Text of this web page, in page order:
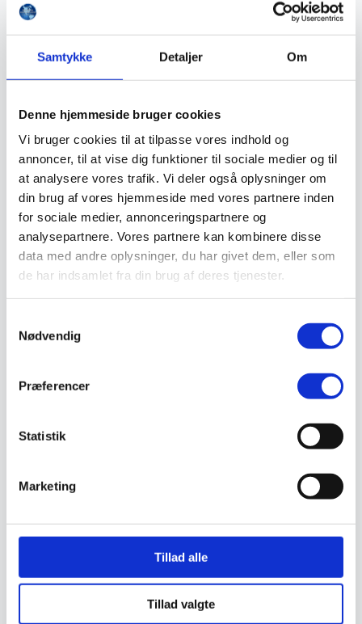
Samtykke Detaljer Om
Denne hjemmeside bruger cookies
Vi bruger cookies til at tilpasse vores indhold og
annoncer, til at vise dig funktioner til sociale medier og til
at analysere vores trafik. Vi deler også oplysninger om
din brug af vores hjemmeside med vores partnere inden
for sociale medier, annonceringspartnere og
analysepartnere. Vores partnere kan kombinere disse
data med andre oplysninger, du har givet dem, eller som
de har indsamlet fra din brug af deres tjenester.
Nødvendig
Præferencer
Statistik
Marketing
Tillad alle
Tillad valgte
Handsker
Hygiejne
Kemi håndtering
Plejeprodukter
Såler
Sandal
Sko
Støvler
Støvlet
Valg af sikkerhedssko
Skadedyrsbekæmpelse
Skilte
Advarselsskilte
Brandskilte
Cykeloprydning
Forbudsskilte
Henvisningsskilte
Vaskeri Produkter
Vedligeholdelsesprodukter
Værktøj
Affaldsudstyr